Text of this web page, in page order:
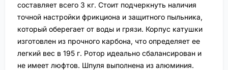
составляет всего 3 кг. Стоит подчеркнуть наличия
точной настройки фрикциона и защитного пыльника,
который оберегает от воды и грязи. Корпус катушки
изготовлен из прочного карбона, что определяет ее
легкий вес в 195 г. Ротор идеально сбалансирован и
не имеет люфтов. Шпуля выполнена из алюминия.